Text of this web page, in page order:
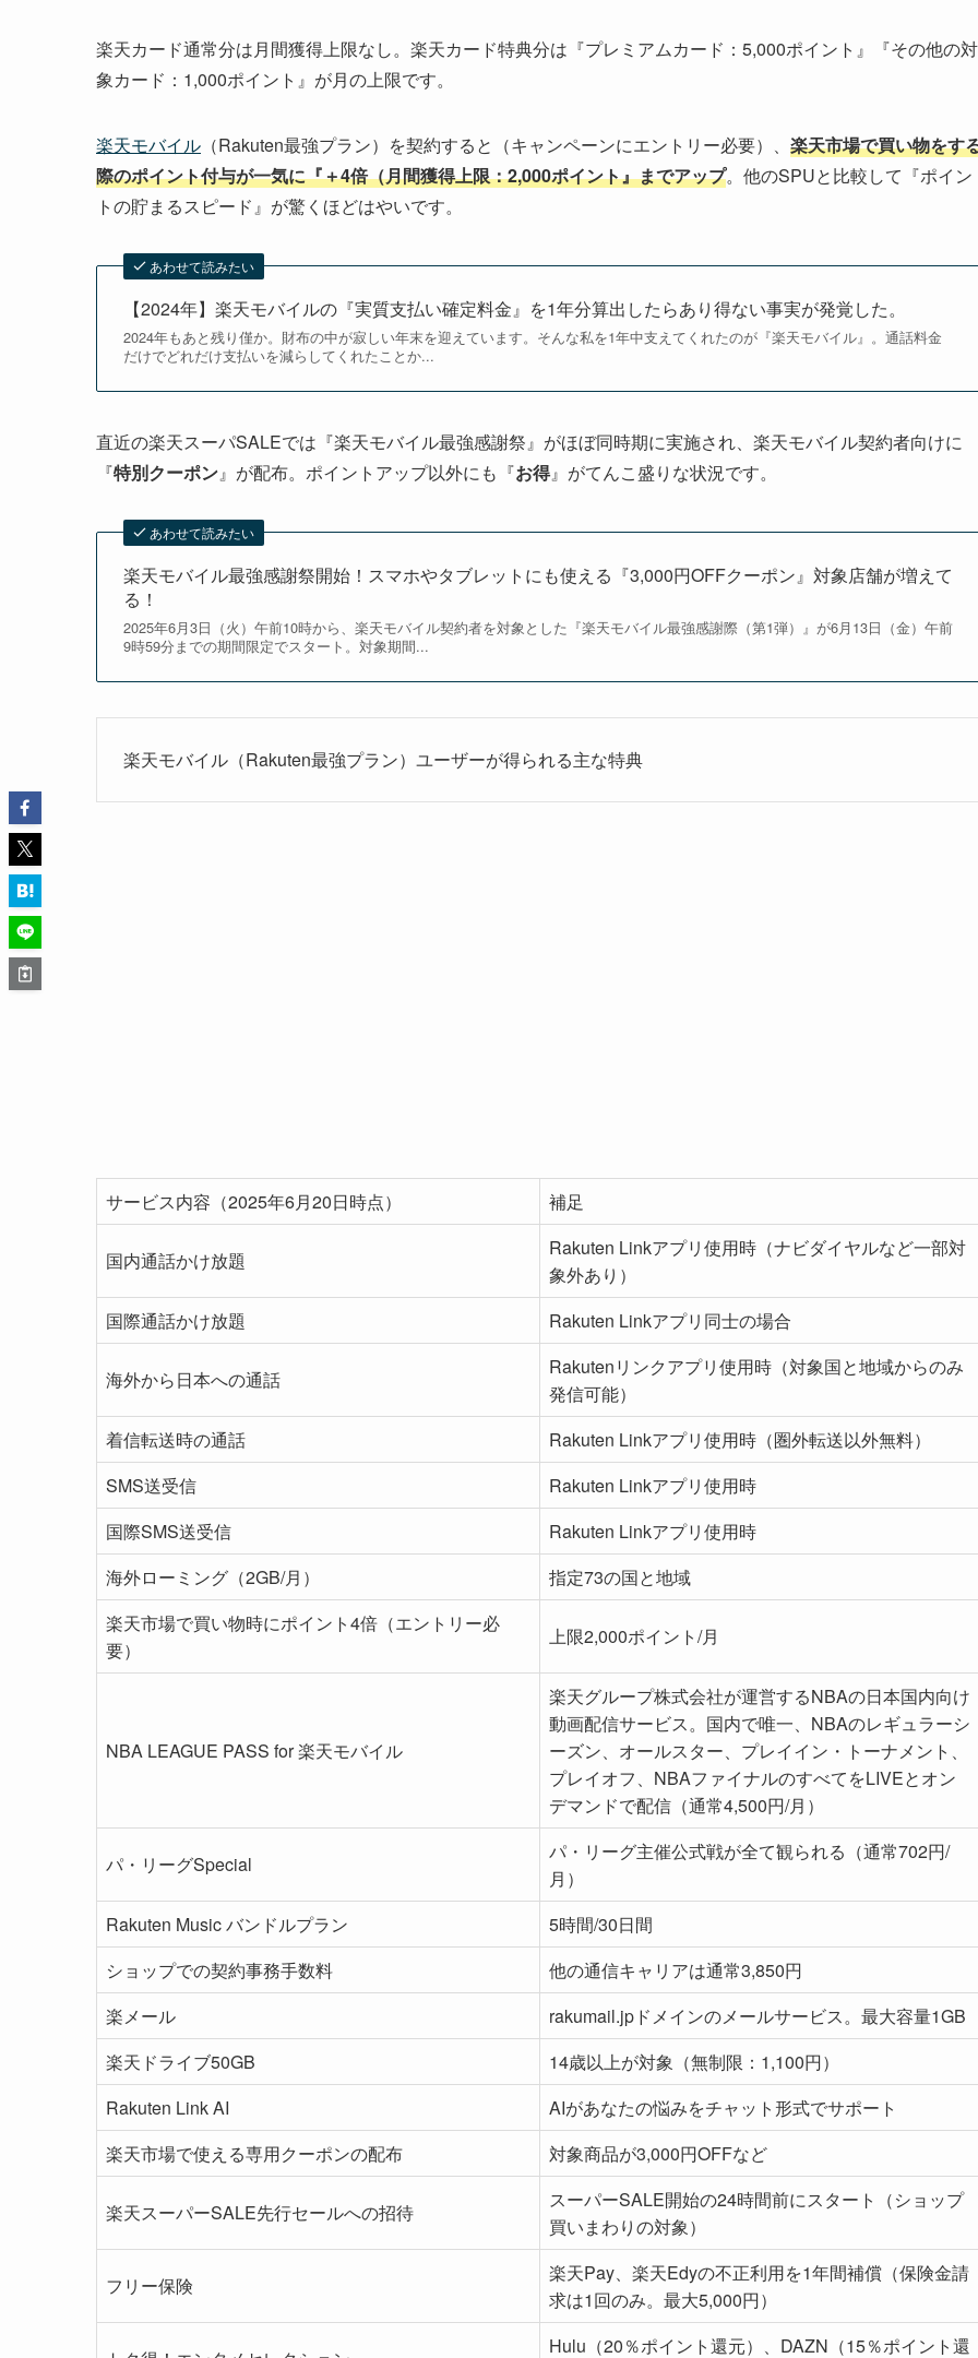
楽天カード通常分は月間獲得上限なし。楽天カード特典分は『プレミアムカード：5,000ポイント』『その他の対
象カード：1,000ポイント』が月の上限です。
楽天モバイル （Rakuten最強プラン）を契約すると（キャンペーンにエントリー必要）、 楽天市場で買い物をす
際のポイント付与が一気に『＋4倍（月間獲得上限：2,000ポイント』までアップ。他のSPUと比較して『ポイン
トの貯まるスピード』が驚くほどはやいです。
あわせて読みたい
【2024年】楽天モバイルの『実質支払い確定料金』を1年分算出したらあり得ない事実が発覚した。
2024年もあと残り僅か。財布の中が寂しい年末を迎えています。そんな私を1年中支えてくれたのが『楽天モバイル』。通話料金
だけでどれだけ支払いを減らしてくれたことか...
直近の楽天スーパSALEでは『楽天モバイル最強感謝祭』がほぼ同時期に実施され、楽天モバイル契約者向けに
『特別クーポン』が配布。ポイントアップ以外にも『お得』がてんこ盛りな状況です。
あわせて読みたい
楽天モバイル最強感謝祭開始！スマホやタブレットにも使える『3,000円OFFクーポン』対象店舗が増えて
る！
2025年6月3日（火）午前10時から、楽天モバイル契約者を対象とした『楽天モバイル最強感謝際（第1弾）』が6月13日（金）午前
9時59分までの期間限定でスタート。対象期間...
楽天モバイル（Rakuten最強プラン）ユーザーが得られる主な特典
サービス内容（2025年6月20日時点） 補足
国内通話かけ放題
Rakuten Linkアプリ使用時（ナビダイヤルなど一部対
象外あり）
国際通話かけ放題
Rakuten Linkアプリ同士の場合
海外から日本への通話
Rakutenリンクアプリ使用時（対象国と地域からのみ
発信可能）
着信転送時の通話
Rakuten Linkアプリ使用時（圏外転送以外無料）
SMS送受信
Rakuten Linkアプリ使用時
国際SMS送受信
Rakuten Linkアプリ使用時
海外ローミング（2GB/月）
指定73の国と地域
楽天市場で買い物時にポイント4倍（エントリー必
要）
上限2,000ポイント/月
NBA LEAGUE PASS for 楽天モバイル
楽天グループ株式会社が運営するNBAの日本国内向け
動画配信サービス。国内で唯一、NBAのレギュラーシ
ーズン、オールスター、プレイイン・トーナメント、
プレイオフ、NBAファイナルのすべてをLIVEとオン
デマンドで配信（通常4,500円/月）
パ・リーグSpecial
パ・リーグ主催公式戦が全て観られる（通常702円/
月）
Rakuten Music バンドルプラン
5時間/30日間
ショップでの契約事務手数料
他の通信キャリアは通常3,850円
楽メール
rakumail.jpドメインのメールサービス。最大容量1GB
楽天ドライブ50GB
14歳以上が対象（無制限：1,100円）
Rakuten Link AI
AIがあなたの悩みをチャット形式でサポート
楽天市場で使える専用クーポンの配布
対象商品が3,000円OFFなど
楽天スーパーSALE先行セールへの招待
スーパーSALE開始の24時間前にスタート（ショップ
買いまわりの対象）
フリー保険
楽天Pay、楽天Edyの不正利用を1年間補償（保険金請
求は1回のみ。最大5,000円）
Hulu（20％ポイント還元）、DAZN（15％ポイント還